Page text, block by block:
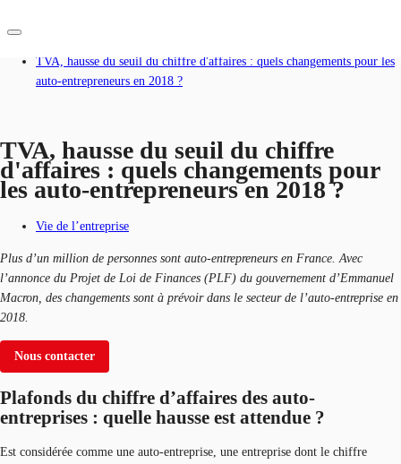
Données marchés
Pourquoi JLL?
NxT
Flex & Co-working
Nous contacter
TVA, hausse du seuil du chiffre d'affaires : quels changements pour les
auto-entrepreneurs en 2018 ?
TVA, hausse du seuil du chiffre
d'affaires : quels changements pour
les auto-entrepreneurs en 2018 ?
Vie de l’entreprise
Plus d’un million de personnes sont auto-entrepreneurs en France. Avec
l’annonce du Projet de Loi de Finances (PLF) du gouvernement d’Emmanuel
Macron, des changements sont à prévoir dans le secteur de l’auto-entreprise en
2018.
Nous contacter
Plafonds du chiffre d’affaires des auto-
entreprises : quelle hausse est attendue ?
Est considérée comme une auto-entreprise, une entreprise dont le chiffre